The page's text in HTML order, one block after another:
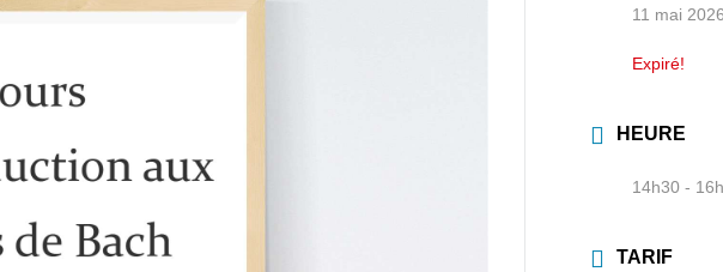
11 mai 2026
Expiré!
HEURE
14h30 -
TARIF